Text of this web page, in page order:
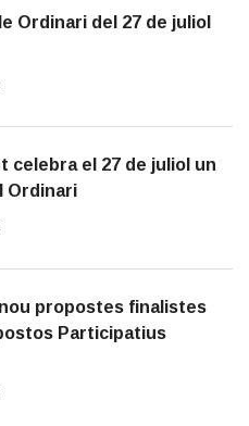
Ordinari del 27 de juliol
celebra el 27 de juliol un
Ordinari
propostes finalistes
Participatius